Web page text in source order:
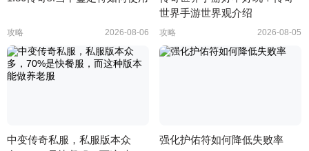
攻略 2026-08-06
世界手游世界观介绍
攻略 2026-08-05
中变传奇私服，私服版本众
强化护佑符如何降低失败率